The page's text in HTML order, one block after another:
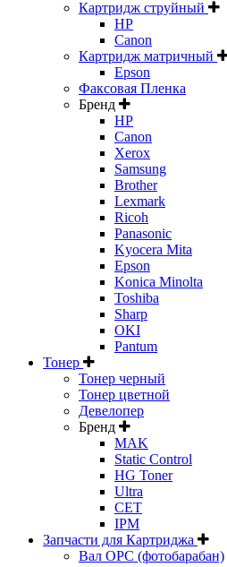
Картридж струйный
HP
Canon
Картридж матричный
Epson
Факсовая Пленка
Бренд
HP
Canon
Xerox
Samsung
Brother
Lexmark
Ricoh
Panasonic
Kyocera Mita
Epson
Konica Minolta
Toshiba
Sharp
OKI
Pantum
Тонер
Тонер черный
Тонер цветной
Девелопер
Бренд
MAK
Static Control
HG Toner
Ultra
CET
IPM
Запчасти для Картриджа
Вал OPC (фотобарабан)